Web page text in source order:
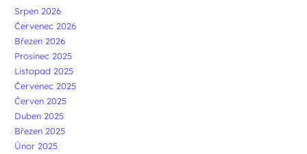
Srpen 2026
Červenec 2026
Březen 2026
Prosinec 2025
Listopad 2025
Červenec 2025
Červen 2025
Duben 2025
Březen 2025
Únor 2025